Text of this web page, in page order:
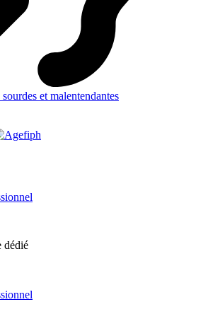
et malentendantes
dédié